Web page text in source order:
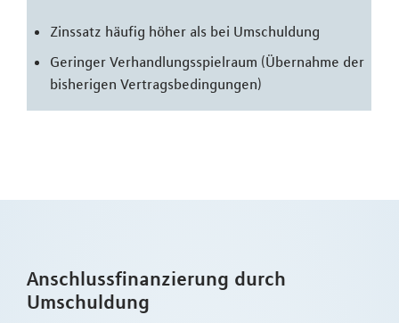
Zinssatz häufig höher als bei Umschuldung
Geringer Verhandlungsspielraum (Übernahme der
bisherigen Vertragsbedingungen)
Anschlussfinanzierung durch
Umschuldung